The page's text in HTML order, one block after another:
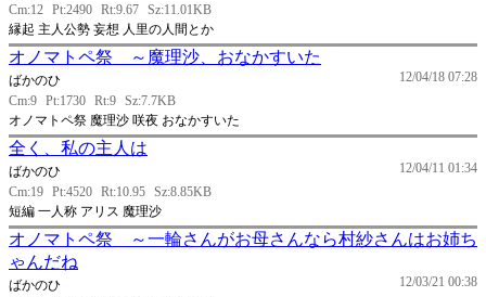
Cm:12 Pt:2490 Rt:9.67 Sz:11.01KB
縁起 主人公勢 妄想 人里の人間とか
オノマトペ祭 ～魔理沙、おなかすいた
12/04/18 07:28
ばかのひ
Cm:9 Pt:1730 Rt:9 Sz:7.7KB
オノマトペ祭 魔理沙 咲夜 おなかすいた
全く、私の主人は
12/04/11 01:34
ばかのひ
Cm:19 Pt:4520 Rt:10.95 Sz:8.85KB
短編 一人称 アリス 魔理沙
オノマトペ祭 ～一輪さんがお母さんなら村紗さんはお姉ち
ゃんだね
12/03/21 00:38
ばかのひ